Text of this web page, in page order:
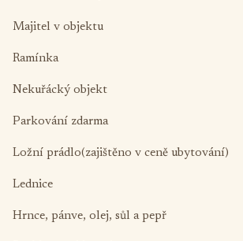
Majitel v objektu
Ramínka
Nekuřácký objekt
Parkování zdarma
Ložní prádlo(zajištěno v ceně ubytování)
Lednice
Hrnce, pánve, olej, sůl a pepř